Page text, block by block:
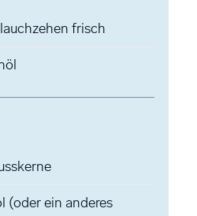
frisch
(oder ein anderes